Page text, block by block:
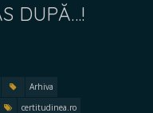
DUPĂ…!
Arhiva
certitudinea.ro